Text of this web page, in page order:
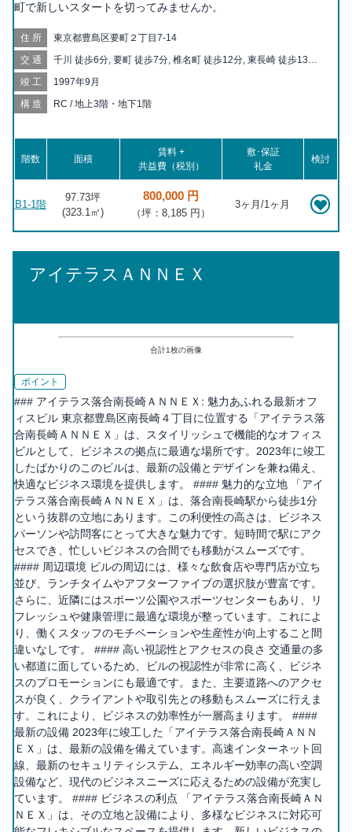
町で新しいスタートを切ってみませんか。
住所 東京都豊島区要町２丁目7-14
交通
千川 徒歩6分, 要町 徒歩7分, 椎名町 徒歩12分, 東長崎 徒歩13分,
竣工 1997年9月
構造 RC / 地上3階・地下1階
階数 面積
賃料 +
共益費（税別）
敷･保証
礼金
検討
B1-1階
97.73坪
(323.1㎡)
800,000 円
（坪：8,185 円）
3ヶ月/1ヶ月
アイテラスＡＮＮＥＸ
合計1枚の画像
ポイント
### アイテラス落合南長崎ＡＮＮＥＸ: 魅力あふれる最新オフ
ィスビル 東京都豊島区南長崎４丁目に位置する「アイテラス落
合南長崎ＡＮＮＥＸ」は、スタイリッシュで機能的なオフィス
ビルとして、ビジネスの拠点に最適な場所です。2023年に竣工
したばかりのこのビルは、最新の設備とデザインを兼ね備え、
快適なビジネス環境を提供します。 #### 魅力的な立地 「アイ
テラス落合南長崎ＡＮＮＥＸ」は、落合南長崎駅から徒歩1分
という抜群の立地にあります。この利便性の高さは、ビジネス
パーソンや訪問客にとって大きな魅力です。短時間で駅にアク
セスでき、忙しいビジネスの合間でも移動がスムーズです。
#### 周辺環境 ビルの周辺には、様々な飲食店や専門店が立ち
並び、ランチタイムやアフターファイブの選択肢が豊富です。
さらに、近隣にはスポーツ公園やスポーツセンターもあり、リ
フレッシュや健康管理に最適な環境が整っています。これによ
り、働くスタッフのモチベーションや生産性が向上すること間
違いなしです。 #### 高い視認性とアクセスの良さ 交通量の多
い都道に面しているため、ビルの視認性が非常に高く、ビジネ
スのプロモーションにも最適です。また、主要道路へのアクセ
スが良く、クライアントや取引先との移動もスムーズに行えま
す。これにより、ビジネスの効率性が一層高まります。 ####
最新の設備 2023年に竣工した「アイテラス落合南長崎ＡＮＮ
ＥＸ」は、最新の設備を備えています。高速インターネット回
線、最新のセキュリティシステム、エネルギー効率の高い空調
設備など、現代のビジネスニーズに応えるための設備が充実し
ています。 #### ビジネスの利点 「アイテラス落合南長崎ＡＮ
ＮＥＸ」は、その立地と設備により、多様なビジネスに対応可